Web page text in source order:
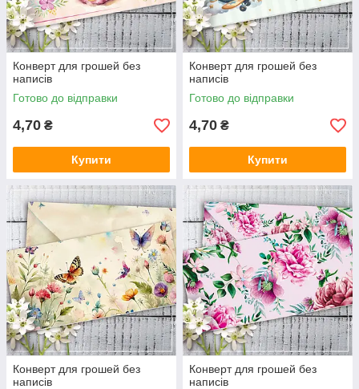
Конверт для грошей без
написів
Готово до відправки
4,70 ₴
Купити
Конверт для грошей без
написів
Готово до відправки
4,70 ₴
Купити
Конверт для грошей без
написів
Конверт для грошей без
написів